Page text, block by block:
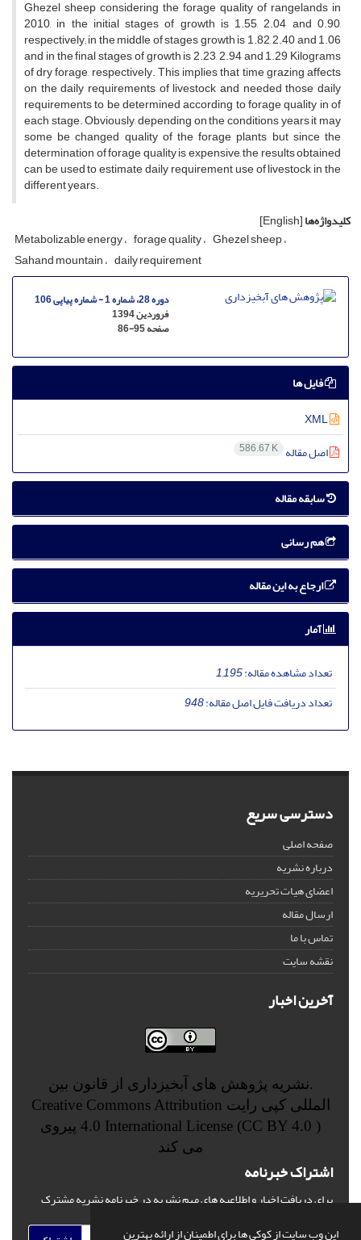
این وب سایت از کوکی ها برای اطمینان از ارائه بهترین
Ghezel sheep considering the forage quality of rangelands in
2010, in the initial stages of growth is 1.55, 2.04 and 0.90,
respectively; in the middle of stages growth is 1.82, 2.40 and 1.06
and in the final stages of growth is 2.23, 2.94 and 1.29 Kilograms
of dry forage, respectively. This implies that time grazing affects
on the daily requirements of livestock and needed those daily
requirements to be determined according to forage quality in of
each stage. Obviously, depending on the conditions years it may
some be changed quality of the forage plants but since the
determination of forage quality is expensive, the results obtained
can be used to estimate daily requirement use of livestock in the
different years.
کلیدواژه‌ها[English]
Metabolizable energy forage quality Ghezel sheep
Sahand mountain daily requirement
دوره 28، شماره 1 - شماره پیاپی 106
فروردین 1394
صفحه86-95
فایل ها
اصل مقاله 586.67 K
سابقه مقاله
هم رسانی
ارجاع به این مقاله
آمار
تعداد مشاهده مقاله:1,195
تعداد دریافت فایل اصل مقاله:948
دسترسی سریع
صفحه اصلی
درباره نشریه
اعضای هیات تحریریه
ارسال مقاله
تماس با ما
نقشه سایت
آخرین اخبار
.نشریه پژوهش های آبخیزداری از قانون بین
المللی کپی رایت Creative Commons Attribution
4.0 International License (CC BY 4.0 ) پیروی
می کند
اشتراک خبرنامه
برای دریافت اخبار و اطلاعیه های مهم نشریه در خبرنامه نشریه مشترک